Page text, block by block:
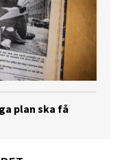
plan ska få